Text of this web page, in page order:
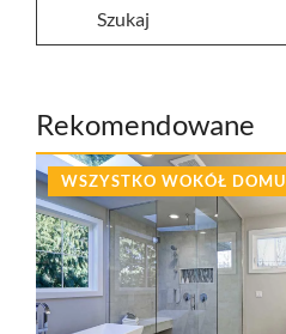
Rekomendowane
WSZYSTKO WOKÓŁ DOMU